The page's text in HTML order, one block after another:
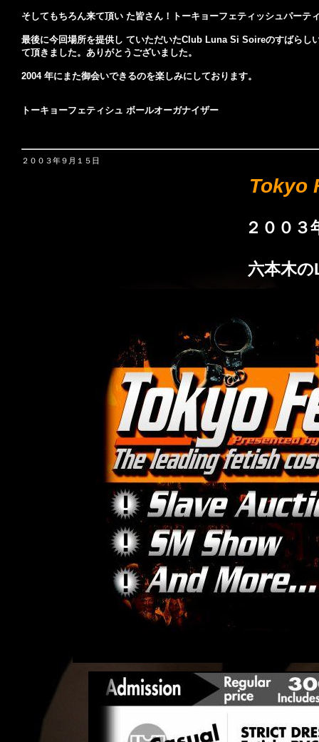
そしてもちろん来て頂い た皆さん！トーキョーフェティッシュパー
最後に今回場所を提供し ていただいたClub Luna Si Soireのすばらし
て頂きました。ありがとうございました。
2004 年にまた御会いできるのを楽しみにしております。
トーキョーフェティシュ ボールオーガナイザー
２００３年９月１５日
Tokyo
２００３
六本木